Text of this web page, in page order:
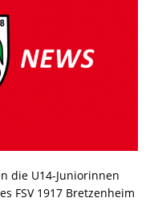
die U14-Juniorinnen
FSV 1917 Bretzenheim